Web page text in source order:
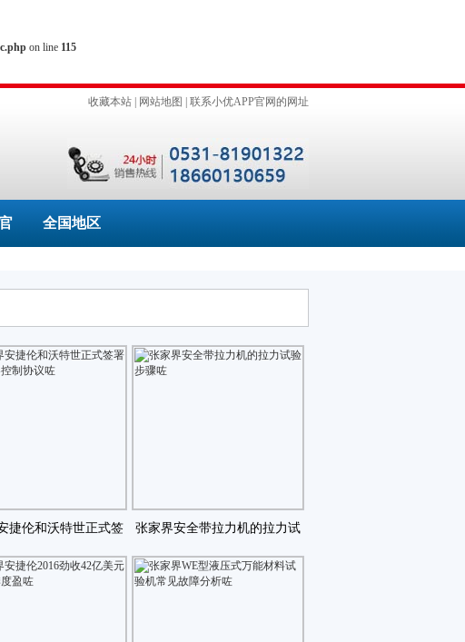
on line 115
收藏本站 网站地图 联系小优APP官网的网址
全国地区
捷伦和沃特世正式签
换仪器控制协议咗
张家界安全带拉力机的拉力试
验步骤咗